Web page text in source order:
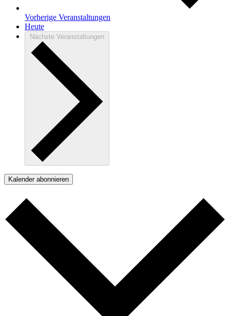
Vorherige Veranstaltungen
Heute
Nächste Veranstaltungen
Kalender abonnieren